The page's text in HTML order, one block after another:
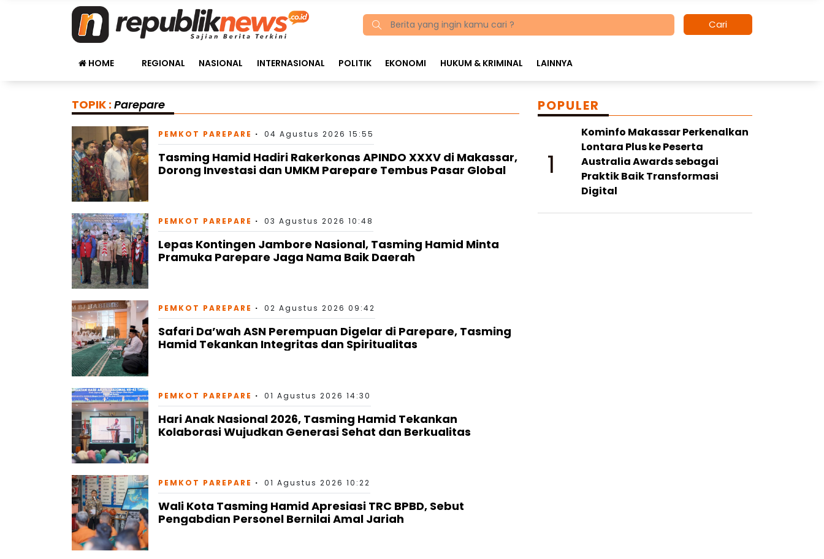
Cari
HOME REGIONAL NASIONAL INTERNASIONAL POLITIK EKONOMI HUKUM & KRIMINAL LAINNYA
TOPIK : Parepare
PEMKOT PAREPARE 04 Agustus 2026 15:55
Tasming Hamid Hadiri Rakerkonas APINDO XXXV di Makassar,
Dorong Investasi dan UMKM Parepare Tembus Pasar Global
PEMKOT PAREPARE 03 Agustus 2026 10:48
Lepas Kontingen Jambore Nasional, Tasming Hamid Minta
Pramuka Parepare Jaga Nama Baik Daerah
PEMKOT PAREPARE 02 Agustus 2026 09:42
Safari Da’wah ASN Perempuan Digelar di Parepare, Tasming
Hamid Tekankan Integritas dan Spiritualitas
PEMKOT PAREPARE 01 Agustus 2026 14:30
Hari Anak Nasional 2026, Tasming Hamid Tekankan
Kolaborasi Wujudkan Generasi Sehat dan Berkualitas
PEMKOT PAREPARE 01 Agustus 2026 10:22
Wali Kota Tasming Hamid Apresiasi TRC BPBD, Sebut
Pengabdian Personel Bernilai Amal Jariah
POPULER
1
Kominfo Makassar Perkenalkan
Lontara Plus ke Peserta
Australia Awards sebagai
Praktik Baik Transformasi
Digital